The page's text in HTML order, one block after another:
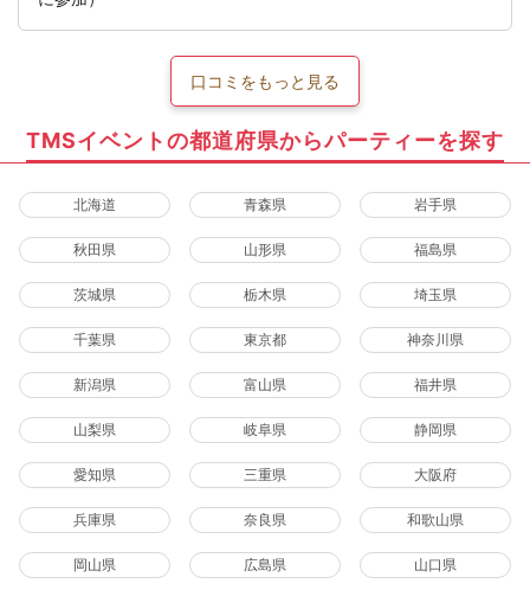
口コミをもっと見る
TMSイベントの都道府県からパーティーを探す
北海道 青森県 岩手県
秋田県 山形県 福島県
茨城県 栃木県 埼玉県
千葉県 東京都 神奈川県
新潟県 富山県 福井県
山梨県 岐阜県 静岡県
愛知県 三重県 大阪府
兵庫県 奈良県 和歌山県
岡山県 広島県 山口県